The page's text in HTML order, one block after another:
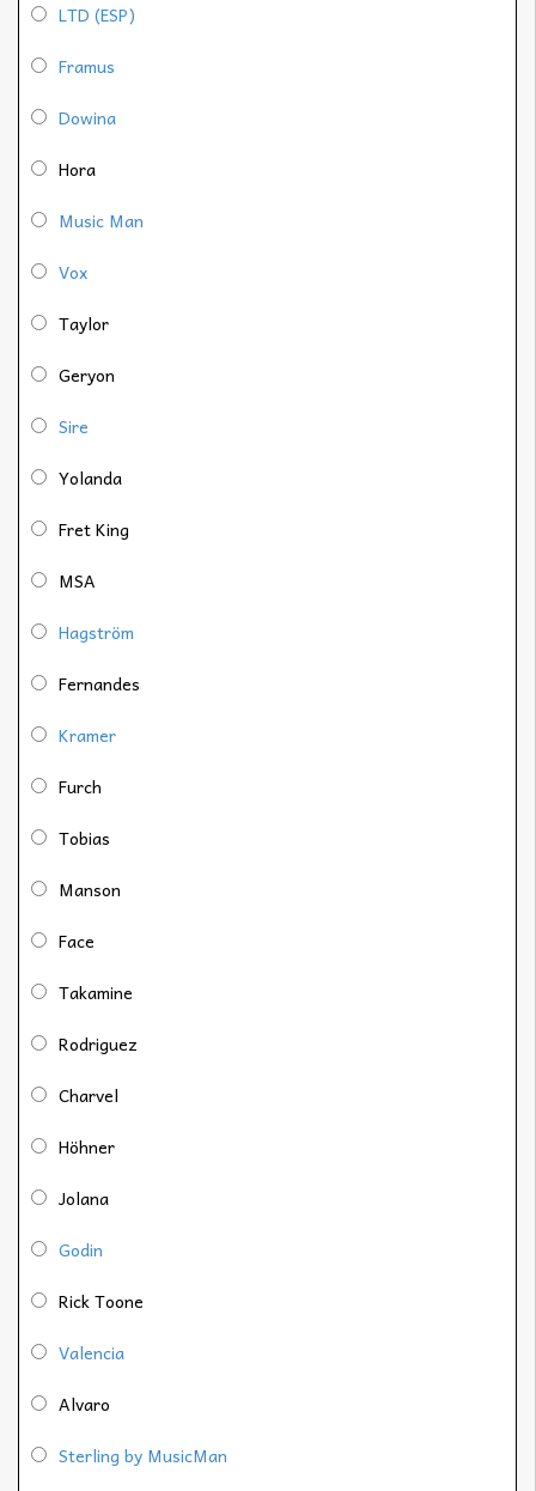
LTD (ESP)
Framus
Dowina
Hora
Music Man
Vox
Taylor
Geryon
Sire
Yolanda
Fret King
MSA
Hagström
Fernandes
Kramer
Furch
Tobias
Manson
Face
Takamine
Rodriguez
Charvel
Höhner
Jolana
Godin
Rick Toone
Valencia
Alvaro
Sterling by MusicMan